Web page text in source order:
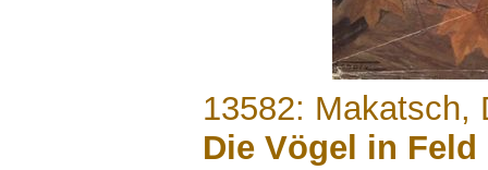
13582: Makatsch,
Die Vögel in